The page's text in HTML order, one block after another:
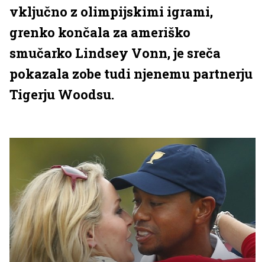
vključno z olimpijskimi igrami,
grenko končala za ameriško
smučarko Lindsey Vonn, je sreča
pokazala zobe tudi njenemu partnerju
Tigerju Woodsu.